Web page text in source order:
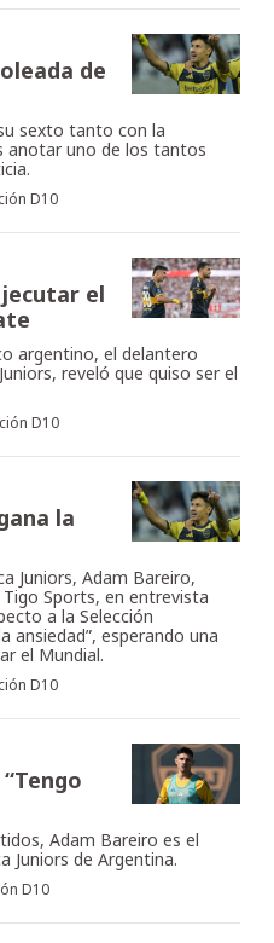
de
sexto tanto con la
anotar uno de los tantos
D10
el
argentino, el delantero
reveló que quiso ser el
D10
la
Juniors, Adam Bareiro,
Sports, en entrevista
a la Selección
ansiedad”, esperando una
el Mundial.
D10
Adam Bareiro es el
Juniors de Argentina.
D10